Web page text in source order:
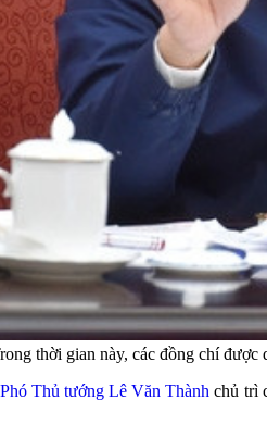
thời gian này, các đồng chí
Phó Thủ tướng Lê Văn Thành chủ trì